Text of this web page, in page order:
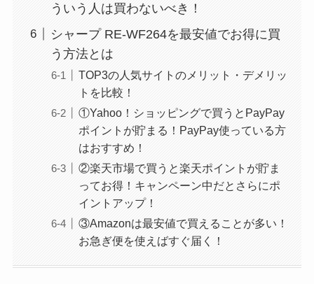
ういう人は買わないべき！
シャープ RE-WF264を最安値でお得に買
う方法とは
TOP3の人気サイトのメリット・デメリッ
トを比較！
①Yahoo！ショッピングで買うとPayPay
ポイントが貯まる！PayPay使っている方
はおすすめ！
②楽天市場で買うと楽天ポイントが貯ま
ってお得！キャンペーン中だとさらにポ
イントアップ！
③Amazonは最安値で買えることが多い！
お急ぎ便を使えばすぐ届く！